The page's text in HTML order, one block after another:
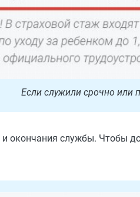
Если служили срочно или
и окончания службы. Чтобы